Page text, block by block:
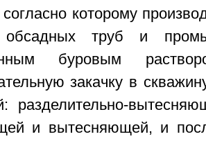
которому
обсадных труб и
буровым
закачку в
разделительно-
и вытесняющей, и